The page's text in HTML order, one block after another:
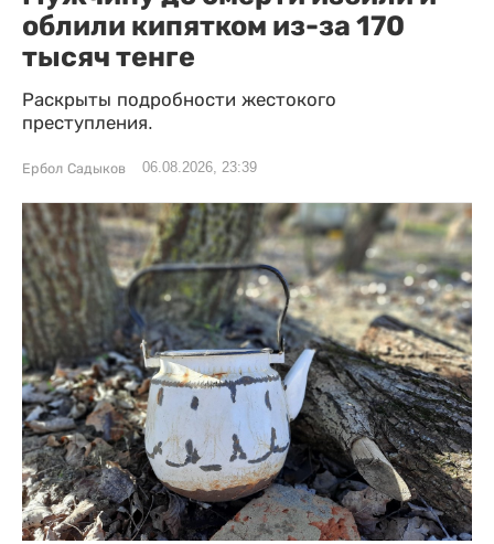
облили кипятком из-за 170
тысяч тенге
Раскрыты подробности жестокого
преступления.
Ербол Садыков 06.08.2026, 23:39